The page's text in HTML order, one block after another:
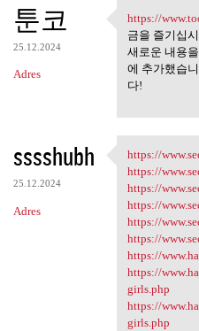
툰코
25.12.2024
Adres
https://
https://
금을 즐기십
새로운 내용
에 추가했습
다!
sssshubh
25.12.2024
Adres
https://
https://
https://
https://
https://
https://
https://
https://
https://
girls.php
https://
girls.php